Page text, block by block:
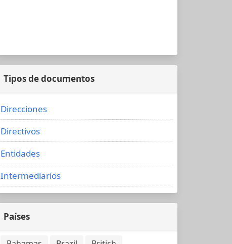
Tipos de documentos
Direcciones
Directivos
Entidades
Intermediarios
Países